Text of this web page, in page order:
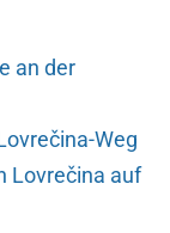
an der
Weg
Lovrečina auf